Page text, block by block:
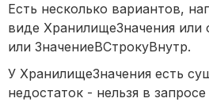
Есть несколько вариантов,
виде ХранилищеЗначения
или ЗначениеВСтрокуВнутр.
У ХранилищеЗначения есть
недостаток - нельзя в